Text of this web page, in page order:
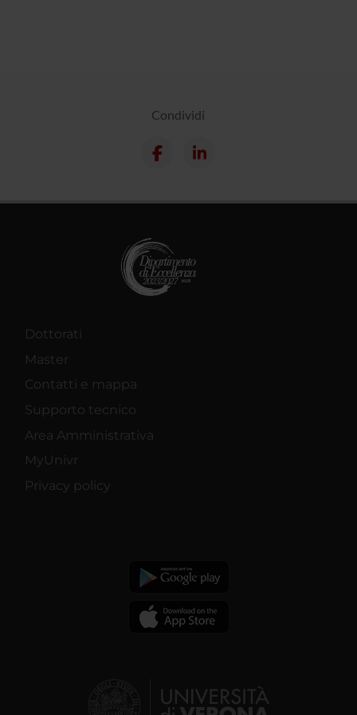
Condividi
Dottorati
Master
Contatti e mappa
Supporto tecnico
Area Amministrativa
MyUnivr
Privacy policy